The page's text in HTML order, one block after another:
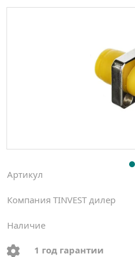
Артикул
Компания TINVEST дилер
Наличие
1 год гарантии